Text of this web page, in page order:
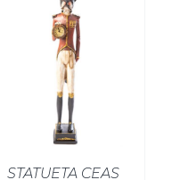
STATUETA CEAS